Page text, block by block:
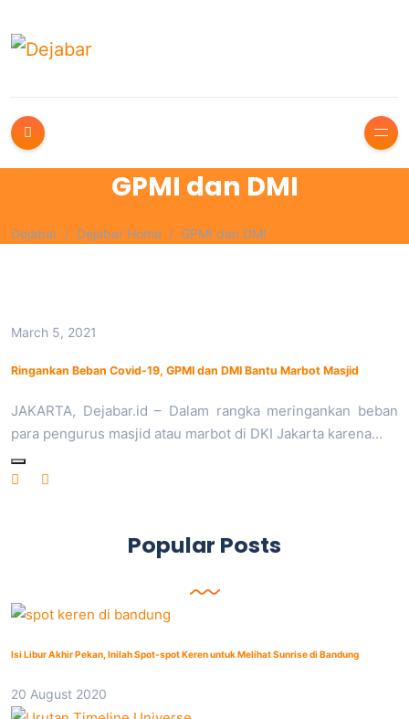
GPMI dan DMI
Dejabar Dejabar Home GPMI dan DMI
March 5, 2021
Ringankan Beban Covid-19, GPMI dan DMI Bantu Marbot Masjid
JAKARTA, Dejabar.id – Dalam rangka meringankan beban
para pengurus masjid atau marbot di DKI Jakarta karena…
Popular Posts
Isi Libur Akhir Pekan, Inilah Spot-spot Keren untuk Melihat Sunrise di Bandung
20 August 2020